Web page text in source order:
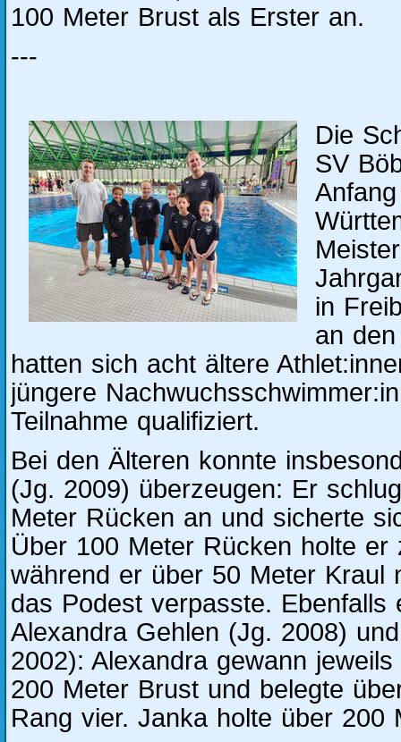
100 Meter Brust als Erster an.
---
Die
SV
in
an
hatten sich acht ältere
jüngere
Teilnahme qualifiziert.
Bei den Älteren konnte
(Jg. 2009) überzeugen: Er
Meter Rücken an und sicherte
Über 100 Meter Rücken holte er
während er über 50 Meter Kraul
das Podest verpasste. Ebenfalls
Alexandra Gehlen (Jg. 2008)
2002): Alexandra gewann
200 Meter Brust und belegte
Rang vier. Janka holte über 200